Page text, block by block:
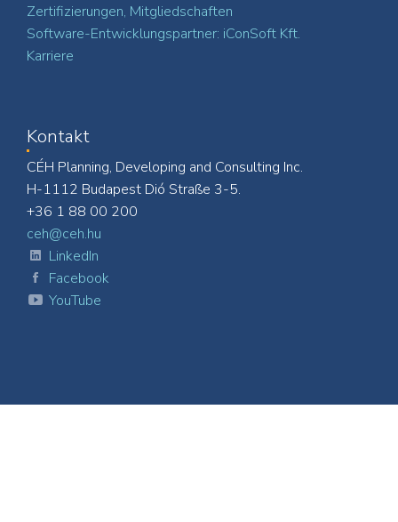
Zertifizierungen, Mitgliedschaften
Software-Entwicklungspartner: iConSoft Kft.
Karriere
Kontakt
CÉH Planning, Developing and Consulting Inc.
H-1112 Budapest Dió Straße 3-5.
+36 1 88 00 200
ceh@ceh.hu
LinkedIn
Facebook
YouTube